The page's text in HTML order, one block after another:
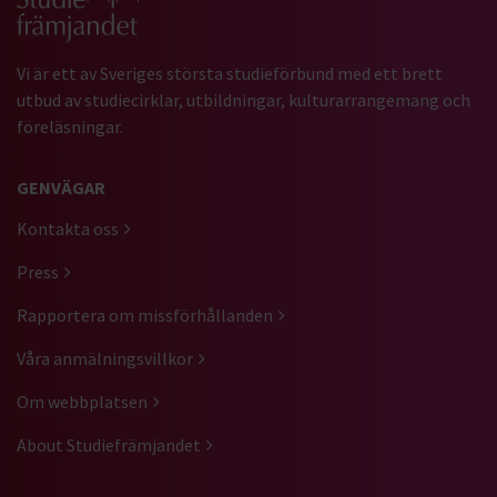
Vi är ett av Sveriges största studieförbund med ett brett
utbud av studiecirklar, utbildningar, kulturarrangemang och
föreläsningar.
GENVÄGAR
Kontakta oss
Press
Rapportera om missförhållanden
Våra anmälningsvillkor
Om webbplatsen
About Studiefrämjandet